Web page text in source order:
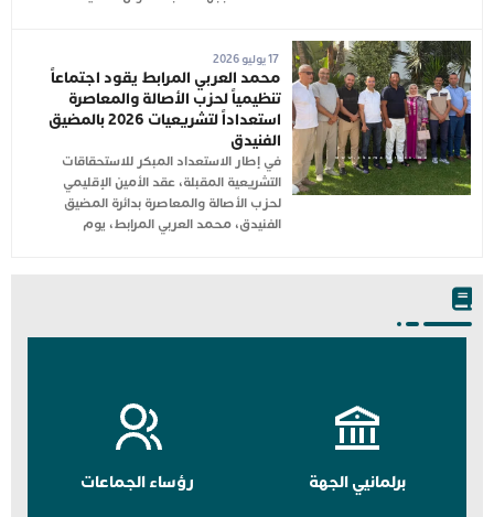
17 يوليو 2026
محمد العربي المرابط يقود اجتماعاً
تنظيمياً لحزب الأصالة والمعاصرة
استعداداً لتشريعيات 2026 بالمضيق
الفنيدق
في إطار الاستعداد المبكر للاستحقاقات
التشريعية المقبلة، عقد الأمين الإقليمي
لحزب الأصالة والمعاصرة بدائرة المضيق
الفنيدق، محمد العربي المرابط، يوم
برلمانيي الجهة رؤساء الجماعات